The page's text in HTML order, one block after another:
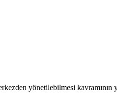
yönetilebilmesi